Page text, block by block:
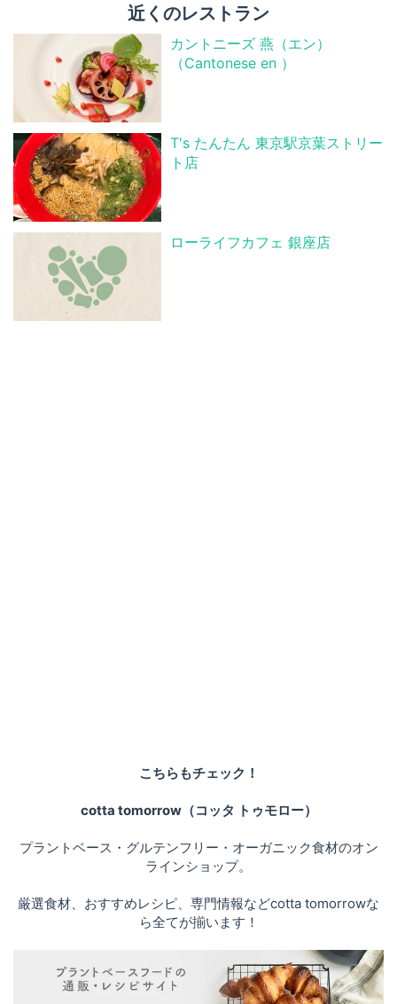
近くのレストラン
カントニーズ 燕（エン）
（Cantonese en ）
T's たんたん 東京駅京葉ストリー
ト店
ローライフカフェ 銀座店
こちらもチェック！
cotta tomorrow（コッタ トゥモロー）
プラントベース・グルテンフリー・オーガニック食材のオン
ラインショップ。
厳選食材、おすすめレシピ、専門情報などcotta tomorrowな
ら全てが揃います！